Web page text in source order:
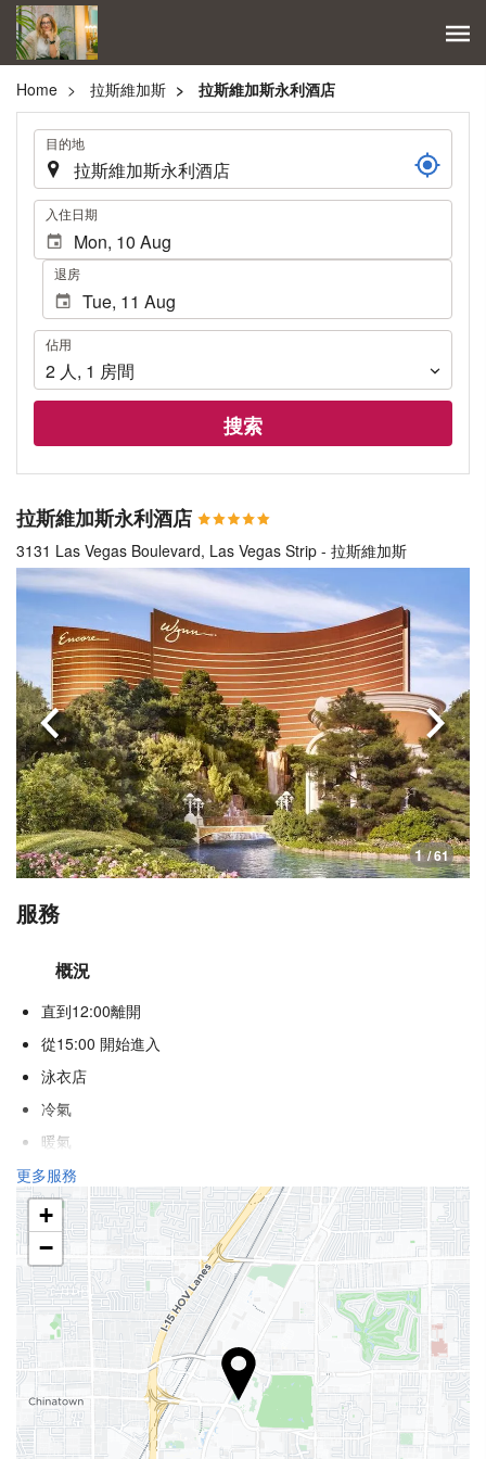
Home 拉斯維加斯 拉斯維加斯永利酒店
. 目的地
. 入住日期
退房
佔
用
佔用
2 人, 1 房間
搜索
拉斯維加斯永利酒店
3131 Las Vegas Boulevard, Las Vegas Strip - 拉斯維加斯
1 / 61
上一頁 下一
服務
概況
直到12:00離開
從15:00 開始進入
泳衣店
冷氣
暖氣
電梯
僅限成人入住
殘疾人專用入口
不吸煙房
吸煙區
不允許寵物
健康
池邊酒吧
更多服務
+
−